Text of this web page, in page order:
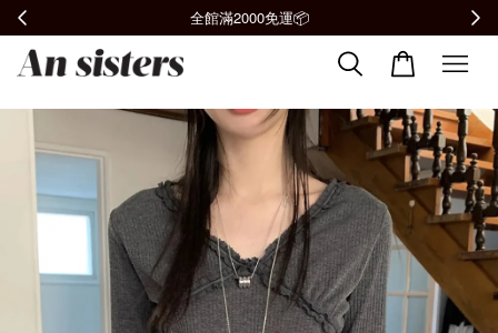
加入會員贈購物金100元